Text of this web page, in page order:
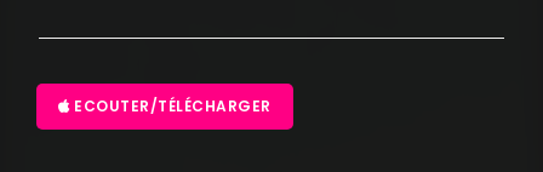
ECOUTER/TÉLÉCHARGER